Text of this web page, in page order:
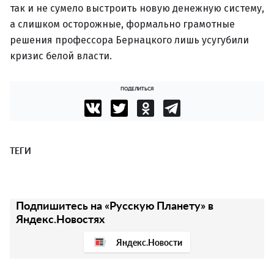
так и не сумело выстроить новую денежную систему,
а слишком осторожные, формально грамотные
решения профессора Бернацкого лишь усугубили
кризис белой власти.
ПОДЕЛИТЬСЯ
ТЕГИ
Подпишитесь на «Русскую Планету» в
Яндекс.Новостях
Яндекс.Новости